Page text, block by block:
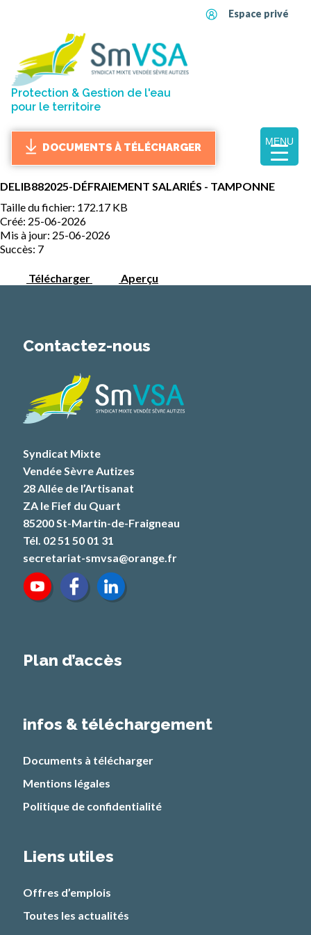
Espace privé
Protection & Gestion de l'eau
pour le territoire
DOCUMENTS À TÉLÉCHARGER
MENU
DELIB882025-DÉFRAIEMENT SALARIÉS - TAMPONNE
Taille du fichier: 172.17 KB
Créé: 25-06-2026
Mis à jour: 25-06-2026
Succès: 7
Télécharger Aperçu
Contactez-nous
Syndicat Mixte
Vendée Sèvre Autizes
28 Allée de l’Artisanat
ZA le Fief du Quart
85200 St-Martin-de-Fraigneau
Tél. 02 51 50 01 31
secretariat-smvsa@orange.fr
Plan d’accès
infos & téléchargement
Documents à télécharger
Mentions légales
Politique de confidentialité
Liens utiles
Offres d’emplois
Toutes les actualités